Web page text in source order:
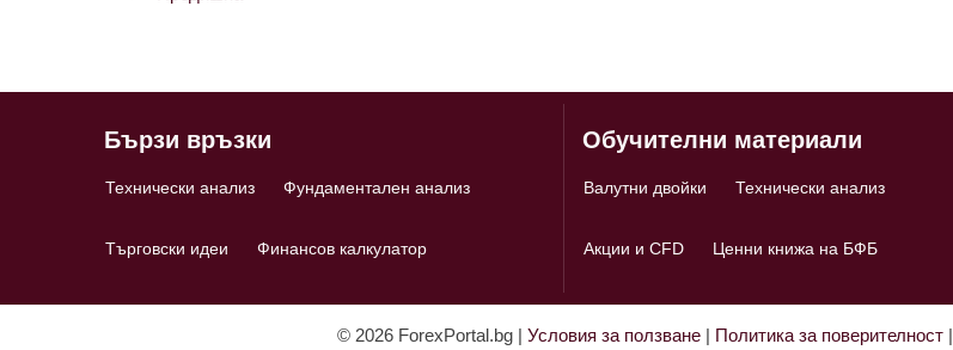
Бързи връзки
Технически анализ Фундаментален анализ
Търговски идеи Финансов калкулатор
Обучителни материали
Валутни двойки Технически анализ
Акции и CFD Ценни книжа на БФБ
© 2026 ForexPortal.bg | Условия за ползване| Политика за поверителност|